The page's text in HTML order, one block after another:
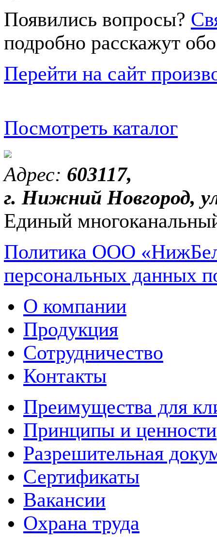
Появились вопросы?
подробно расскажут
Перейти на сайт
Посмотреть каталог
Адрес: 603117,
г. Нижний Новгород,
Единый
Политика ООО
персональных данных
О компании
Продукция
Сотрудничество
Контакты
Преимущества для
Принципы и ценности
Разрешительная
Сертификаты
Вакансии
Охрана труда